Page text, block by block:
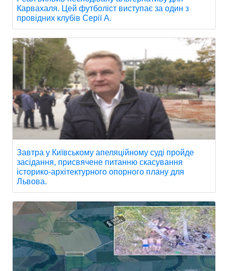
Карвахаля. Цей футболіст виступає за один з
провідних клубів Серії А.
Завтра у Київському апеляційному суді пройде
засідання, присвячене питанню скасування
історико-архітектурного опорного плану для
Львова.